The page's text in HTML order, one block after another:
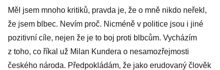
Měl jsem mnoho kritiků, pravda je, že o mně nikdo neřekl,
že jsem blbec. Nevím proč. Nicméně v politice jsou i jiné
pozitivní cíle, nejen že je to boj proti blbcům. Vycházím
z toho, co říkal už Milan Kundera o nesamozřejmosti
českého národa. Předpokládám, že jako erudovaný člověk